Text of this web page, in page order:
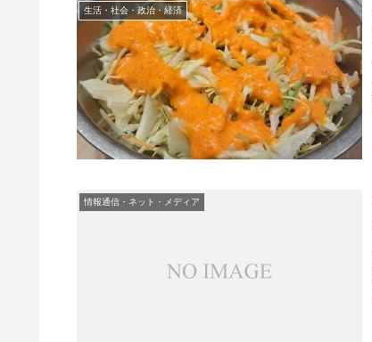
生活・社会・政治・経済
情報通信・ネット・メディア